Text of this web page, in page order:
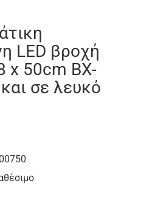
LED βροχή
x 50cm BX-
σε λευκό